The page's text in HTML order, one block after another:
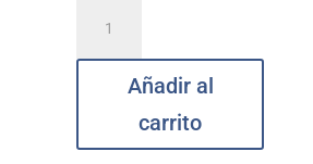
acero
QUTTIN
cantidadAñadir al
carrito